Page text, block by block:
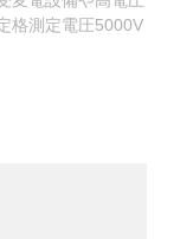
格測定電圧5000V